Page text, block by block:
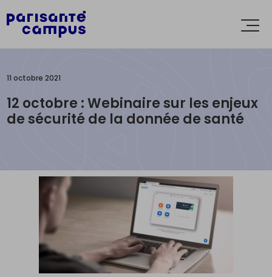
Accèder directement au contenu
le
11 octobre 2021
12 octobre : Webinaire sur les enjeux
de sécurité de la donnée de santé